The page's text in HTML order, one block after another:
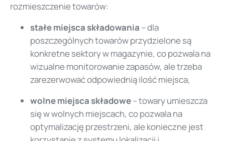
rozmieszczenie towarów:
stałe miejsca składowania – dla
poszczególnych towarów przydzielone są
konkretne sektory w magazynie, co pozwala na
wizualne monitorowanie zapasów, ale trzeba
zarezerwować odpowiednią ilość miejsca,
wolne miejsca składowe– towary umieszcza
się w wolnych miejscach, co pozwala na
optymalizację przestrzeni, ale konieczne jest